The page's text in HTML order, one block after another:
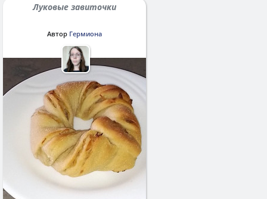
Луковые завиточки
Автор Гермиона